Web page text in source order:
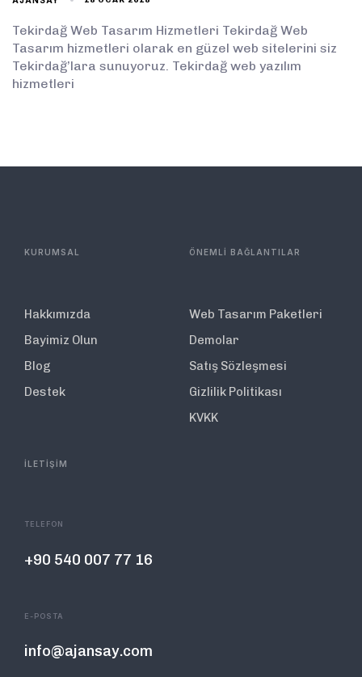
Tekirdağ Web Tasarım Hizmetleri Tekirdağ Web
Tasarım hizmetleri olarak en güzel web sitelerini siz
Tekirdağ’lara sunuyoruz. Tekirdağ web yazılım
hizmetleri
KURUMSAL
Hakkımızda
Bayimiz Olun
Blog
Destek
ÖNEMLİ BAĞLANTILAR
Web Tasarım Paketleri
Demolar
Satış Sözleşmesi
Gizlilik Politikası
KVKK
İLETİŞİM
TELEFON
+90 540 007 77 16
E-POSTA
info@ajansay.com